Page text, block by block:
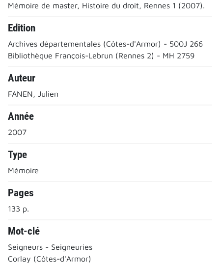
Mémoire de master, Histoire du droit, Rennes 1 (2007).
Edition
Archives départementales (Côtes-d'Armor) - 500J 266
Bibliothèque François-Lebrun (Rennes 2) - MH 2759
Auteur
FANEN, Julien
Année
2007
Type
Mémoire
Pages
133 p.
Mot-clé
Seigneurs - Seigneuries
Corlay (Côtes-d'Armor)